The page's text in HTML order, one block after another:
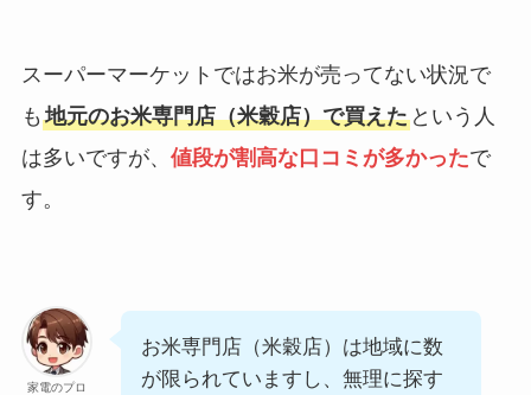
スーパーマーケットではお米が売ってない状況で
も 地元のお米専門店（米穀店）で買えたという人
は多いですが、 値段が割高な口コミが多かったで
す。
家電のプロ
お米専門店（米穀店）は地域に数
が限られていますし、無理に探す